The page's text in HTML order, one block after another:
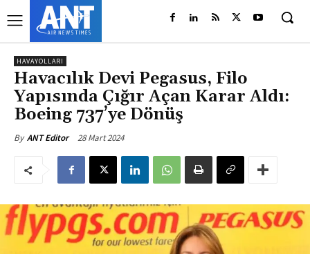
HAVAYOLLARI
Havacılık Devi Pegasus, Filo
Yapısında Çığır Açan Karar Aldı:
Boeing 737’ye Dönüş
By ANT Editor 28 Mart 2024